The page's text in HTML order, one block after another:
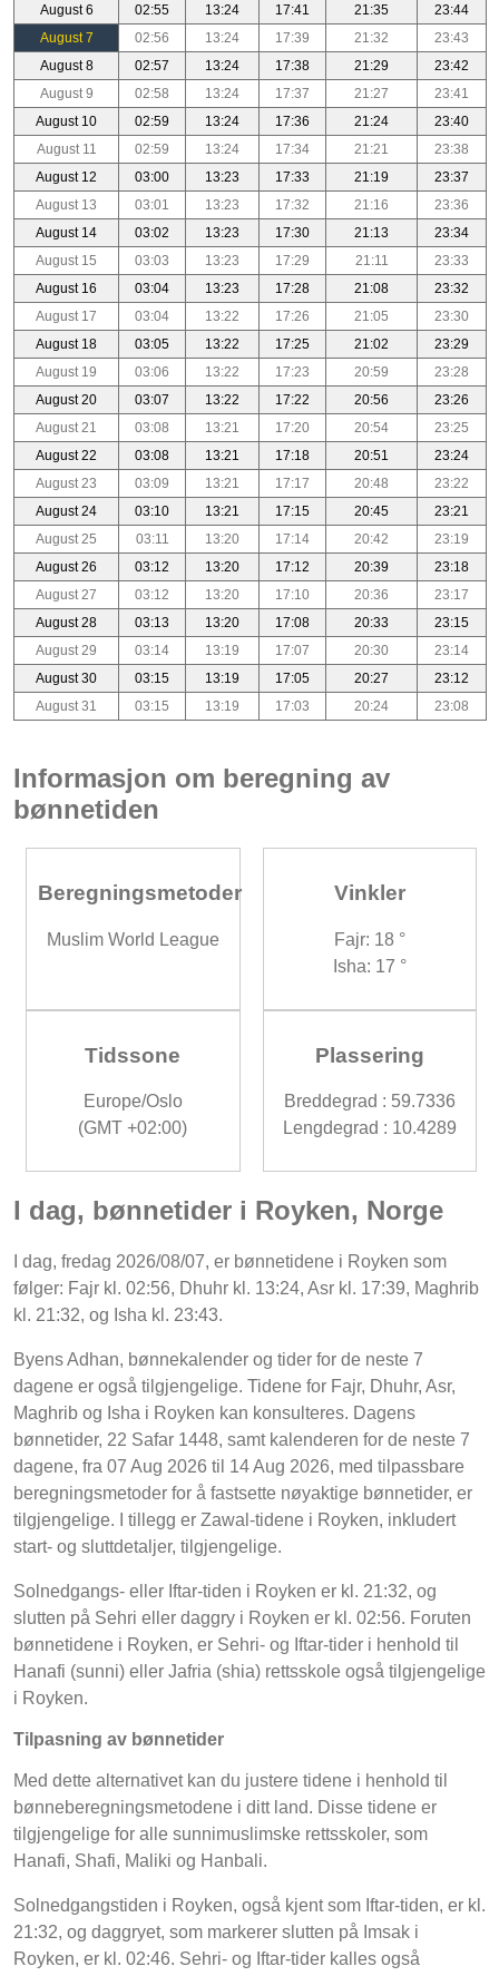
August 6
02:55 13:24 17:41 21:35
23:44
August 7
02:56 13:24 17:39 21:32
23:43
August 8
02:57 13:24 17:38 21:29
23:42
August 9
02:58 13:24 17:37 21:27
23:41
August 10
02:59 13:24 17:36 21:24
23:40
August 11
02:59 13:24 17:34 21:21
23:38
August 12
03:00 13:23 17:33 21:19
23:37
August 13
03:01 13:23 17:32 21:16
23:36
August 14
03:02 13:23 17:30 21:13
23:34
August 15
03:03 13:23 17:29 21:11
23:33
August 16
03:04 13:23 17:28 21:08
23:32
August 17
03:04 13:22 17:26 21:05
23:30
August 18
03:05 13:22 17:25 21:02
23:29
August 19
03:06 13:22 17:23 20:59
23:28
August 20
03:07 13:22 17:22 20:56
23:26
August 21
03:08 13:21 17:20 20:54
23:25
August 22
03:08 13:21 17:18 20:51
23:24
August 23
03:09 13:21 17:17 20:48
23:22
August 24
03:10 13:21 17:15 20:45
23:21
August 25
03:11 13:20 17:14 20:42
23:19
August 26
03:12 13:20 17:12 20:39
23:18
August 27
03:12 13:20 17:10 20:36
23:17
August 28
03:13 13:20 17:08 20:33
23:15
August 29
03:14 13:19 17:07 20:30
23:14
August 30
03:15 13:19 17:05 20:27
23:12
August 31
03:15 13:19 17:03 20:24 23:08
Informasjon om beregning av
bønnetiden
Beregningsmetoder
Muslim World League
Vinkler
Fajr: 18 °
Isha: 17 °
Tidssone
Europe/Oslo
(GMT +02:00)
Plassering
Breddegrad : 59.7336
Lengdegrad : 10.4289
I dag, bønnetider i Royken, Norge
I dag, fredag 2026/08/07, er bønnetidene i Royken som
følger: Fajr kl. 02:56, Dhuhr kl. 13:24, Asr kl. 17:39, Maghrib
kl. 21:32, og Isha kl. 23:43.
Byens Adhan, bønnekalender og tider for de neste 7
dagene er også tilgjengelige. Tidene for Fajr, Dhuhr, Asr,
Maghrib og Isha i Royken kan konsulteres. Dagens
bønnetider, 22 Safar 1448, samt kalenderen for de neste 7
dagene, fra 07 Aug 2026 til 14 Aug 2026, med tilpassbare
beregningsmetoder for å fastsette nøyaktige bønnetider, er
tilgjengelige. I tillegg er Zawal-tidene i Royken, inkludert
start- og sluttdetaljer, tilgjengelige.
Solnedgangs- eller Iftar-tiden i Royken er kl. 21:32, og
slutten på Sehri eller daggry i Royken er kl. 02:56. Foruten
bønnetidene i Royken, er Sehri- og Iftar-tider i henhold til
Hanafi (sunni) eller Jafria (shia) rettsskole også tilgjengelige
i Royken.
Tilpasning av bønnetider
Med dette alternativet kan du justere tidene i henhold til
bønneberegningsmetodene i ditt land. Disse tidene er
tilgjengelige for alle sunnimuslimske rettsskoler, som
Hanafi, Shafi, Maliki og Hanbali.
Solnedgangstiden i Royken, også kjent som Iftar-tiden, er kl.
21:32, og daggryet, som markerer slutten på Imsak i
Royken, er kl. 02:46. Sehri- og Iftar-tider kalles også